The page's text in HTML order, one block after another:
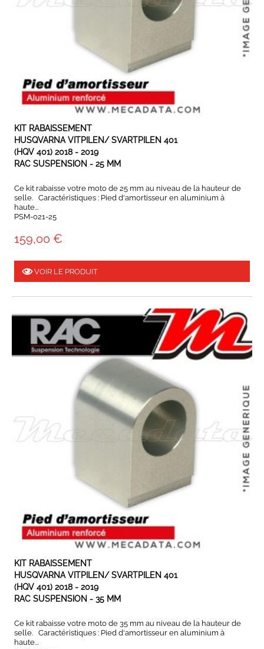
EXPÉDIÉ SOUS 3 À 5 JOURS OUVRÉS
KIT RABAISSEMENT
HUSQVARNA VITPILEN/ SVARTPILEN 401
(HQV 401) 2018 - 2019
RAC SUSPENSION - 25 MM
Ce kit rabaisse votre moto de 25 mm au niveau de la hauteur de
selle. Caractéristiques : Pied d'amortisseur en aluminium à
haute...
PSM-021-25
159,00 €
VOIR LE PRODUIT
EXPÉDIÉ SOUS 3 À 5 JOURS OUVRÉS
KIT RABAISSEMENT
HUSQVARNA VITPILEN/ SVARTPILEN 401
(HQV 401) 2018 - 2019
RAC SUSPENSION - 35 MM
Ce kit rabaisse votre moto de 35 mm au niveau de la hauteur de
selle. Caractéristiques : Pied d'amortisseur en aluminium à
haute...